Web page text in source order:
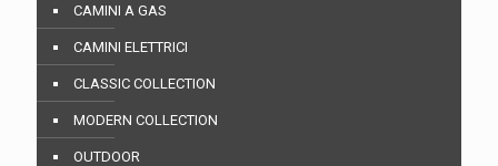
CAMINI A GAS
CAMINI ELETTRICI
CLASSIC COLLECTION
MODERN COLLECTION
OUTDOOR